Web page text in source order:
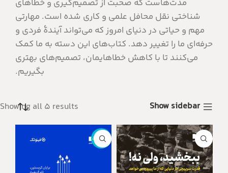
مدت‌هاست که صحبت از تصمیم‌گیری و خطاهای
شناختی نقل محافل علمی و کاری شده است. مهارتی
مهم و حیاتی در دنیای امروز که می‌تواند آیندۀ فردی و
حرفه‌ای ما را تغییر دهد. کتاب‌های این دسته به ما کمک
می‌کنند تا با کاهش خطاهایمان، تصمیم‌های بهتری
بگیریم.
Show sidebar
Showing all 5 results
ناموجود